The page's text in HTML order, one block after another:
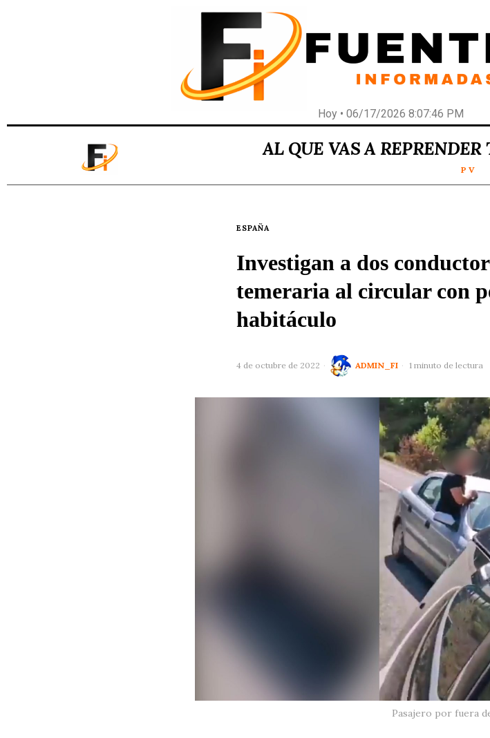
Hoy • 06/17/2026 8:07:46 PM
AL QUE VAS A
P V
ESPAÑA
Investigan a dos
temeraria al circular con
habitáculo
4 de octubre de 2022 ADMIN_FI 1 minuto de lectura
Pasajero por fuera